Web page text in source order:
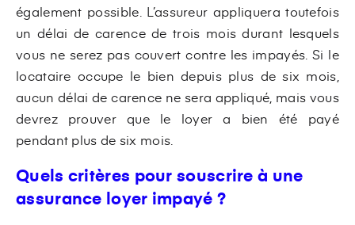
également possible. L’assureur appliquera toutefois
un délai de carence de trois mois durant lesquels
vous ne serez pas couvert contre les impayés. Si le
locataire occupe le bien depuis plus de six mois,
aucun délai de carence ne sera appliqué, mais vous
devrez prouver que le loyer a bien été payé
pendant plus de six mois.
Quels critères pour souscrire à une
assurance loyer impayé ?